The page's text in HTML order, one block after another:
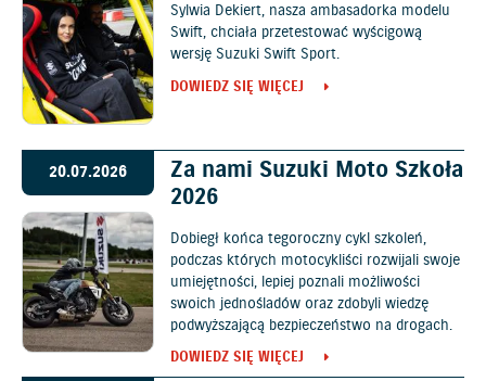
Sylwia Dekiert, nasza ambasadorka modelu
Swift, chciała przetestować wyścigową
wersję Suzuki Swift Sport.
DOWIEDZ SIĘ WIĘCEJ
20.07.2026
Za nami Suzuki Moto Szkoła
2026
Dobiegł końca tegoroczny cykl szkoleń,
podczas których motocykliści rozwijali swoje
umiejętności, lepiej poznali możliwości
swoich jednośladów oraz zdobyli wiedzę
podwyższającą bezpieczeństwo na drogach.
DOWIEDZ SIĘ WIĘCEJ